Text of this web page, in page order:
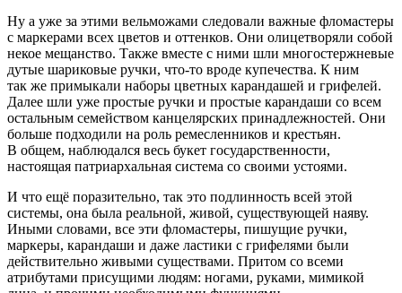
Ну а уже за этими вельможами следовали важные фломастеры
с маркерами всех цветов и оттенков. Они олицетворяли собой
некое мещанство. Также вместе с ними шли многостержневые
дутые шариковые ручки, что-то вроде купечества. К ним
так же примыкали наборы цветных карандашей и грифелей.
Далее шли уже простые ручки и простые карандаши со всем
остальным семейством канцелярских принадлежностей. Они
больше подходили на роль ремесленников и крестьян.
В общем, наблюдался весь букет государственности,
настоящая патриархальная система со своими устоями.
И что ещё поразительно, так это подлинность всей этой
системы, она была реальной, живой, существующей наяву.
Иными словами, все эти фломастеры, пишущие ручки,
маркеры, карандаши и даже ластики с грифелями были
действительно живыми существами. Притом со всеми
атрибутами присущими людям: ногами, руками, мимикой